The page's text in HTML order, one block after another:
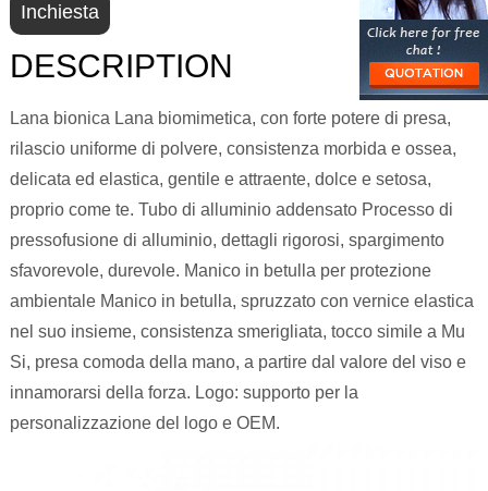
Inchiesta
DESCRIPTION
Lana bionica Lana biomimetica, con forte potere di presa,
rilascio uniforme di polvere, consistenza morbida e ossea,
delicata ed elastica, gentile e attraente, dolce e setosa,
proprio come te. Tubo di alluminio addensato Processo di
pressofusione di alluminio, dettagli rigorosi, spargimento
sfavorevole, durevole. Manico in betulla per protezione
ambientale Manico in betulla, spruzzato con vernice elastica
nel suo insieme, consistenza smerigliata, tocco simile a Mu
Si, presa comoda della mano, a partire dal valore del viso e
innamorarsi della forza. Logo: supporto per la
personalizzazione del logo e OEM.